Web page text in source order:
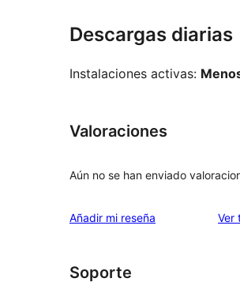
Descargas diarias
Instalaciones activas:
Valoraciones
Aún no se han enviado
Añadir mi reseña Ver
Soporte